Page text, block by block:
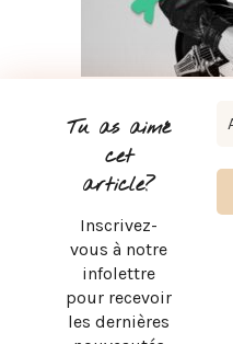
Tu as aimé
cet
article?
Inscrivez-
vous à notre
infolettre
pour recevoir
les dernières